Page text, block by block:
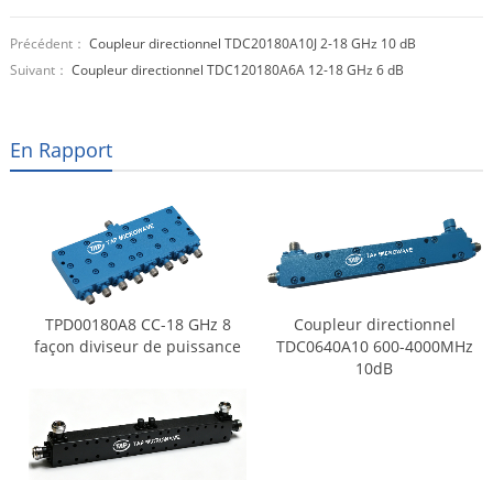
Précédent： Coupleur directionnel TDC20180A10J 2-18 GHz 10 dB
Suivant： Coupleur directionnel TDC120180A6A 12-18 GHz 6 dB
En Rapport
TPD00180A8 CC-18 GHz 8
façon diviseur de puissance
Coupleur directionnel
TDC0640A10 600-4000MHz
10dB